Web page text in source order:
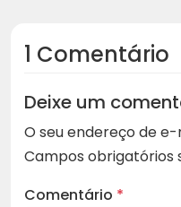
1 Comentário
Deixe um
O seu endereço de
Campos obrigatórios
Comentário *